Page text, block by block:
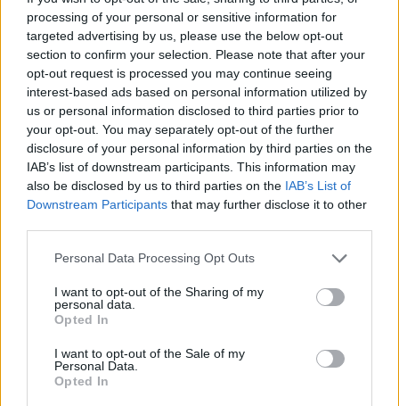
processing of your personal or sensitive information for
targeted advertising by us, please use the below opt-out
section to confirm your selection. Please note that after your
opt-out request is processed you may continue seeing
interest-based ads based on personal information utilized by
us or personal information disclosed to third parties prior to
your opt-out. You may separately opt-out of the further
disclosure of your personal information by third parties on the
IAB’s list of downstream participants. This information may
also be disclosed by us to third parties on the IAB’s List of
Downstream Participants that may further disclose it to other
Personal Data Processing Opt Outs
I want to opt-out of the Sharing of my
personal data.
Opted In
I want to opt-out of the Sale of my
Personal Data.
Opted In
Τσουχτερά πρόστιμα για παραβάσεις μέτρων
κορονοϊού τη Δευτέρα 14/12